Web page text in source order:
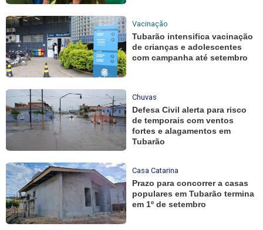
Vacinação
Tubarão intensifica vacinação
de crianças e adolescentes
com campanha até setembro
Chuvas
Defesa Civil alerta para risco
de temporais com ventos
fortes e alagamentos em
Tubarão
Casa Catarina
Prazo para concorrer a casas
populares em Tubarão termina
em 1º de setembro